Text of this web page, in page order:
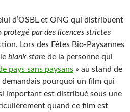
d’OSBL et ONG qui distribuent
protegé par des licences strictes
Lors des Fêtes Bio-Paysannes
blank stare de la personne qui
pays sans paysans » au stand de
demandais pourquoi un film qui
important est distribué sous une
quand ce film est